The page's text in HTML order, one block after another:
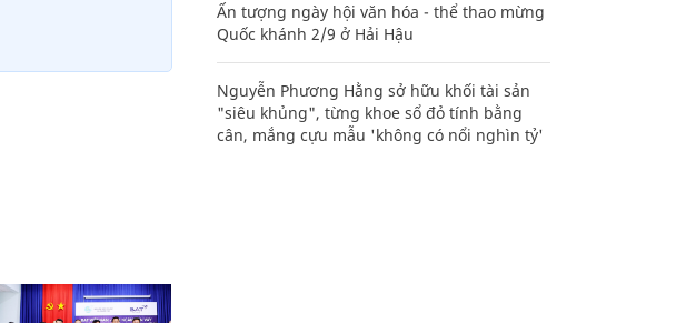
Ấn tượng ngày hội văn hóa - thể thao mừng
Quốc khánh 2/9 ở Hải Hậu
Nguyễn Phương Hằng sở hữu khối tài sản
"siêu khủng", từng khoe sổ đỏ tính bằng
cân, mắng cựu mẫu 'không có nổi nghìn tỷ'